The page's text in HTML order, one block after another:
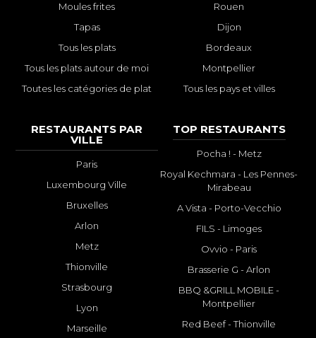
Moules frites
Tapas
Tous les plats
Tous les plats autour de moi
Toutes les catégories de plat
Rouen
Dijon
Bordeaux
Montpellier
Tous les pays et villes
RESTAURANTS PAR
VILLE
Paris
Luxembourg Ville
Bruxelles
Arlon
Metz
Thionville
Strasbourg
Lyon
Marseille
TOP RESTAURANTS
Pocha ! - Metz
Royal Kechmara - Les Pennes-
Mirabeau
A Vista - Porto-Vecchio
FILS - Limoges
Ovvio - Paris
Brasserie G - Arlon
BBQ &GRILL MOBILE -
Montpellier
Red Beef - Thionville